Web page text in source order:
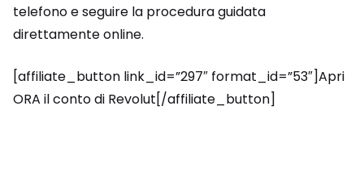
telefono e seguire la procedura guidata
direttamente online.
[affiliate_button link_id=”297″ format_id=”53″]Apri
ORA il conto di Revolut[/affiliate_button]